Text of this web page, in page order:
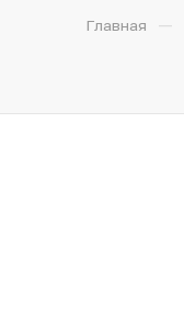
Главная —